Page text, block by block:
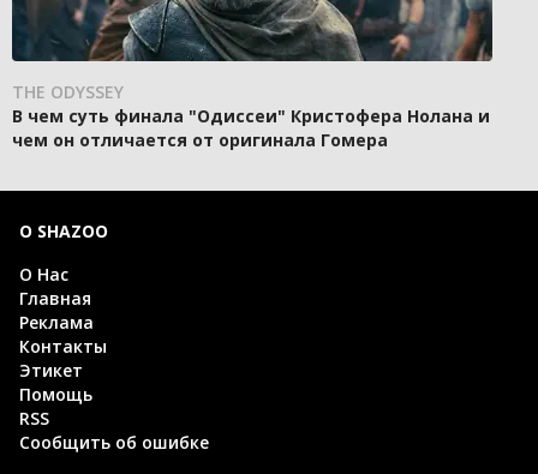
THE ODYSSEY
В чем суть финала "Одиссеи" Кристофера Нолана и
чем он отличается от оригинала Гомера
О SHAZOO
О Нас
Главная
Реклама
Контакты
Этикет
Помощь
RSS
Сообщить об ошибке